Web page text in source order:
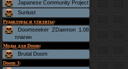
Japanese Community Project
Sunlust
Редакторы и утилиты:
Doomseeker ZDaemon 1.08
плагин
Моды для Doom:
Brutal Doom
Doom 3: